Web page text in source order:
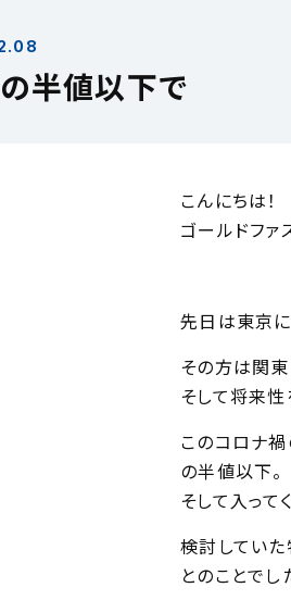
半値以下で
こんにちは！
ゴールドファ
先日は東京
その方は関
そして将来性
このコロナ
の半値以下。
そして入って
検討してい
とのことでし